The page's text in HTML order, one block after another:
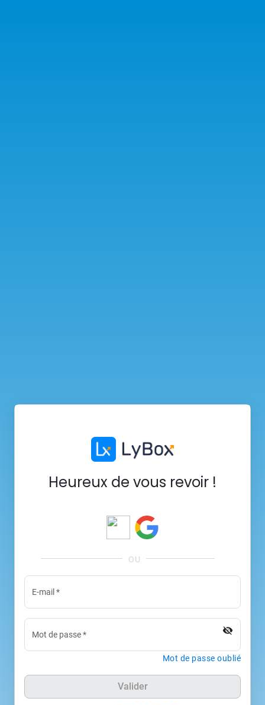
Heureux de vous revoir !
E-mail *
Mot de passe* visibility_off
Mot de passe oublié
Valider